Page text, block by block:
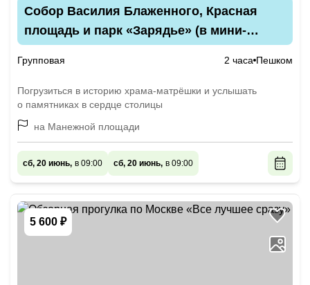
Собор Василия Блаженного, Красная
площадь и парк «Зарядье» (в мини-
Групповая 2 часа Пешком
Погрузиться в историю храма-матрёшки и услышать
о памятниках в сердце столицы
на Манежной площади
сб, 20 июнь, в 09:00 сб, 20 июнь, в 09:00
5 600 ₽